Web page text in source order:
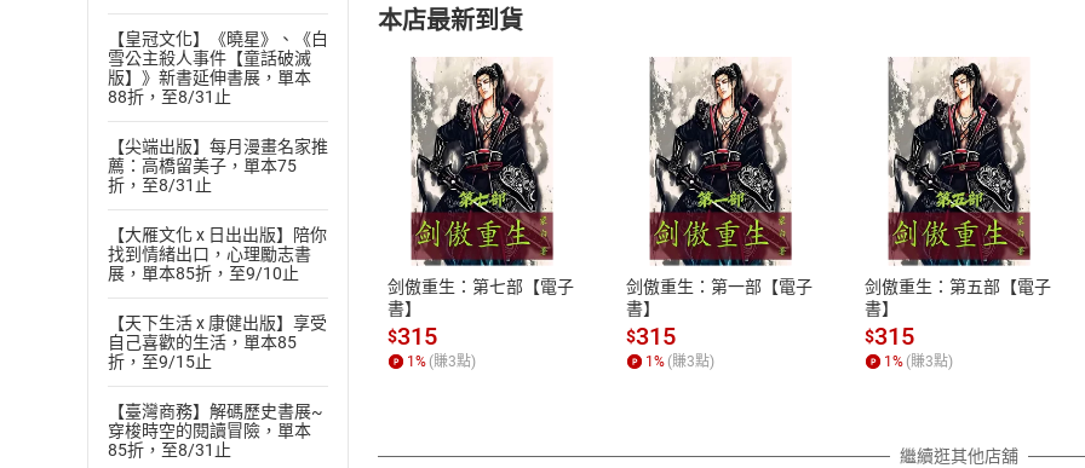
【皇冠文化】《曉星》、《白
雪公主殺人事件【童話破滅
版】》新書延伸書展，單本
88折，至8/31止
【尖端出版】每月漫畫名家推
薦：高橋留美子，單本75
折，至8/31止
【大雁文化 x 日出出版】陪你
找到情緒出口，心理勵志書
展，單本85折，至9/10止
【天下生活 x 康健出版】享受
自己喜歡的生活，單本85
折，至9/15止
【臺灣商務】解碼歷史書展~
穿梭時空的閱讀冒險，單本
85折，至8/31止
付款方式
ATM轉帳、信用卡、LINE PAY、AFTEE
退換貨規範
本店是否提供消費者保護法七日猶
之權利，遽消費者保護法及通訊交
除權合理例外情事適用準則，依商
質各有不同規定。詳細退換貨說明
照各商品說明。
本店最新到貨
剑傲重生：第七部【電子
書】
$315
1 % (賺3點)
剑傲重生：第一部【電子
書】
$315
1 % (賺3點)
剑傲重生：第五部【電子
書】
$315
1 % (賺3點)
繼續逛其他店舖